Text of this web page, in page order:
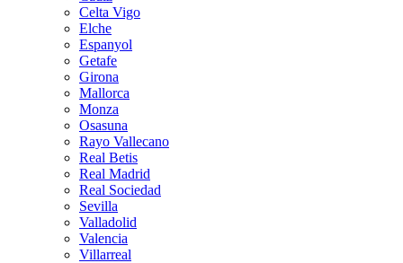
Celta Vigo
Elche
Espanyol
Getafe
Girona
Mallorca
Monza
Osasuna
Rayo Vallecano
Real Betis
Real Madrid
Real Sociedad
Sevilla
Valladolid
Valencia
Villarreal